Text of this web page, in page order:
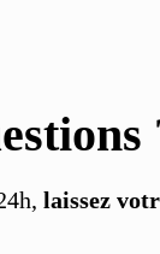
laissez